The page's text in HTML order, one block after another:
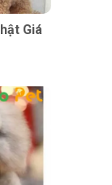
Giá